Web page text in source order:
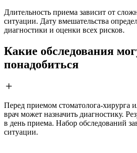
Длительность приема зависит от
ситуации. Дату вмешательства
диагностики и оценки всех рисков.
Какие обследования
понадобиться
Перед приемом стоматолога-хирурга
врач может назначить диагностику.
в день приема. Набор обследований
ситуации.